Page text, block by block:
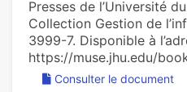
Presses de l’Université
Collection Gestion de
3999-7. Disponible à
https://muse.jhu.edu/
Consulter le document